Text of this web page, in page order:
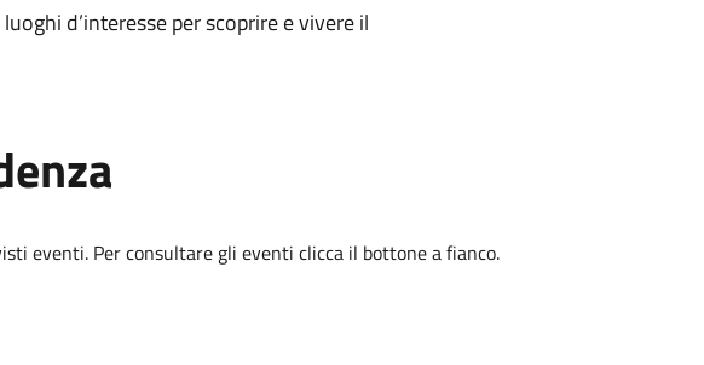
d’interesse per scoprire e vivere il
eventi. Per consultare gli eventi clicca il bottone a fianco.